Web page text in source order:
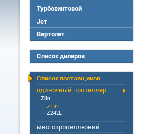
Турбовинтовой
Jет
Вертолет
Список дилеров
Список поставщиков
одиночный пропеллер
Zlin
- Z142
- Z242L
многопропеллерний